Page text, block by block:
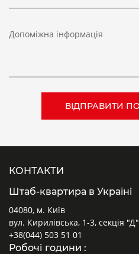
Допоміжна інформація
КОНТАКТИ
Штаб-квартира в Україні
04080, м. Київ
вул. Кирилівська, 1-3, секція "Д"
+38(044) 503 51 01
Робочі години :